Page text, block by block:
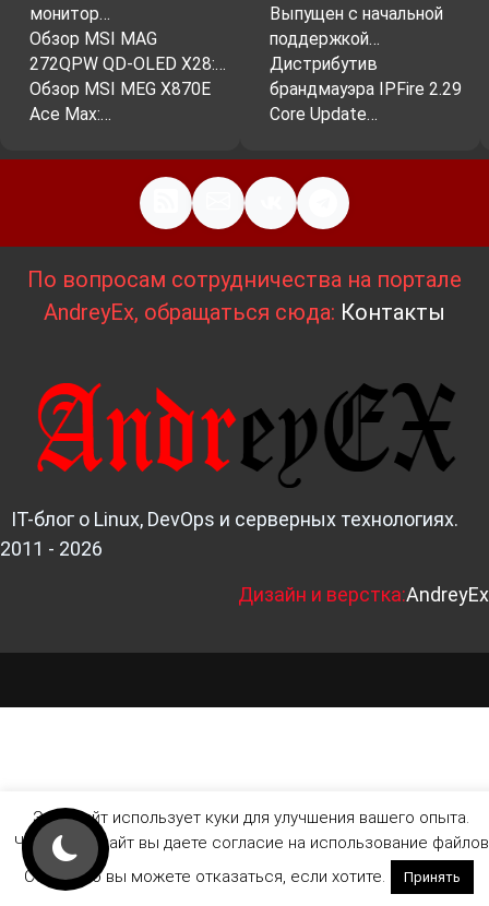
монитор…
Обзор MSI MAG
272QPW QD-OLED X28:…
Обзор MSI MEG X870E
Ace Max:…
Выпущен с начальной
поддержкой…
Дистрибутив
брандмауэра IPFire 2.29
Core Update…
По вопросам сотрудничества на портале
AndreyEx, обращаться сюда: Контакты
IT-блог о Linux, DevOps и серверных технологиях.
2011 - 2026
Дизайн и верстка:AndreyEx
Этот сайт использует куки для улучшения вашего опыта.
Читая этот сайт вы даете согласие на использование файлов
Cookie, но вы можете отказаться, если хотите.
Принять